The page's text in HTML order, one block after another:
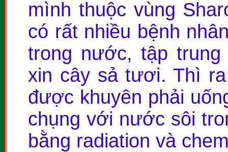
mình thuộc vùng
có rất nhiều bệnh
trong nước, tập
xin cây sả tươi. Thì
được khuyên phải
chụng với nước sôi
bằng radiation và